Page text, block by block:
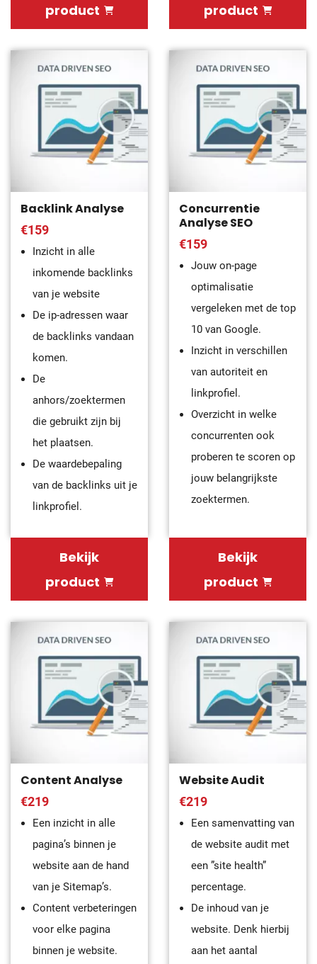
product
product
Backlink Analyse
€159
Inzicht in alle
inkomende backlinks
van je website
De ip-adressen waar
de backlinks vandaan
komen.
De
anhors/zoektermen
die gebruikt zijn bij
het plaatsen.
De waardebepaling
van de backlinks uit je
linkprofiel.
Bekijk
product
Concurrentie
Analyse SEO
€159
Jouw on-page
optimalisatie
vergeleken met de top
10 van Google.
Inzicht in verschillen
van autoriteit en
linkprofiel.
Overzicht in welke
concurrenten ook
proberen te scoren op
jouw belangrijkste
zoektermen.
Bekijk
product
Content Analyse
€219
Een inzicht in alle
pagina’s binnen je
website aan de hand
van je Sitemap’s.
Content verbeteringen
voor elke pagina
binnen je website.
Website Audit
€219
Een samenvatting van
de website audit met
een ”site health”
percentage.
De inhoud van je
website. Denk hierbij
aan het aantal